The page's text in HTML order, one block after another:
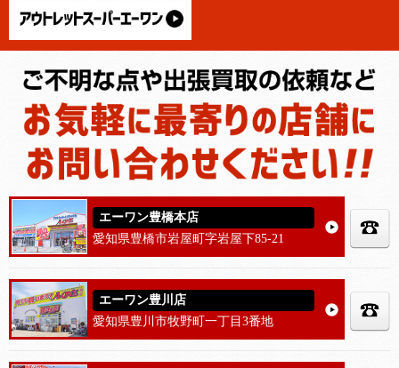
エーワン豊橋本店
愛知県豊橋市岩屋町字岩屋下85-21
エーワン豊川店
愛知県豊川市牧野町一丁目3番地